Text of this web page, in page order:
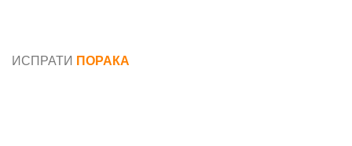
ИСПРАТИ ПОРАКА